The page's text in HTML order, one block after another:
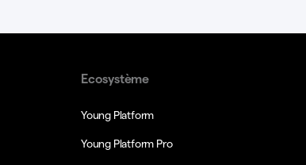
Ecosystème
Young Platform
Young Platform Pro